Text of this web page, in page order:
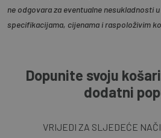
ne odgovara za eventualne nesukladnosti
specifikacijama, cijenama i raspoloživim
Dopunite svoju
dodatni
VRIJEDI ZA SLJEDEĆE